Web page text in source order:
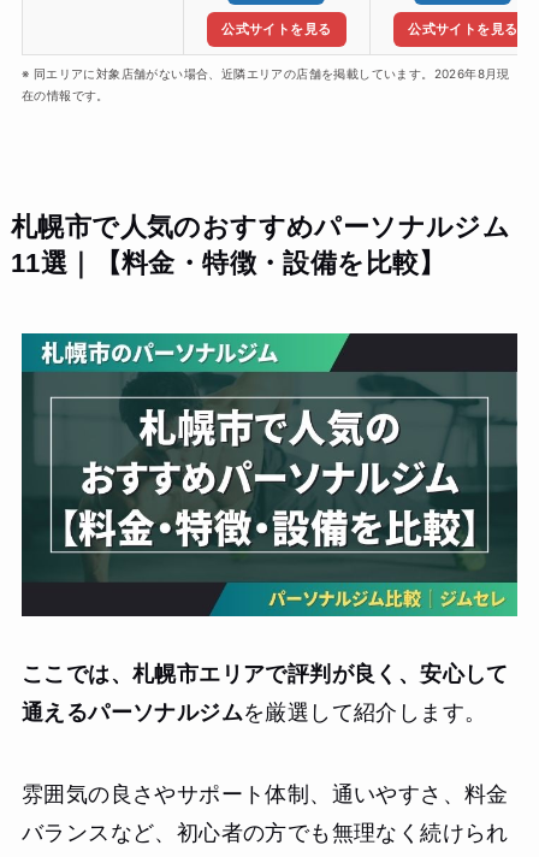
公式サイトを見る 公式サイトを見る
※ 同エリアに対象店舗がない場合、近隣エリアの店舗を掲載しています。2026年8月現
在の情報です。
札幌市で人気のおすすめパーソナルジム
11選｜【料金・特徴・設備を比較】
ここでは、札幌市エリアで評判が良く、安心して
通えるパーソナルジムを厳選して紹介します。
雰囲気の良さやサポート体制、通いやすさ、料金
バランスなど、初心者の方でも無理なく続けられ